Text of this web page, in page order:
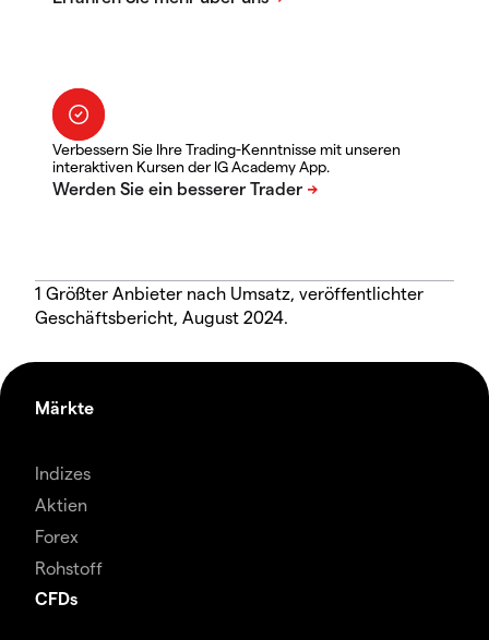
Verbessern Sie Ihre Trading-Kenntnisse mit unseren
interaktiven Kursen der IG Academy App.
1 Größter Anbieter nach Umsatz, veröffentlichter
Geschäftsbericht, August 2024.
Märkte
Indizes
Aktien
Forex
Rohstoff
CFDs